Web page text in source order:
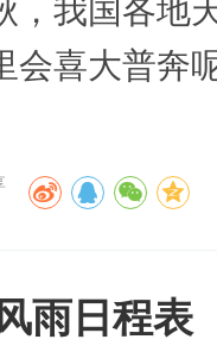
，我国各地
会喜大普奔
雨日程表